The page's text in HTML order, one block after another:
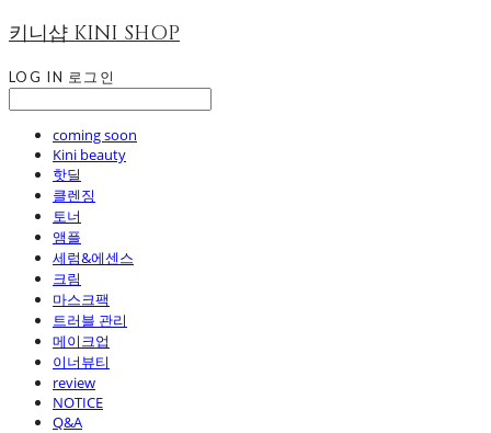
키니샵 KINI SHOP
LOG IN 로그인
coming soon
Kini beauty
핫딜
클렌징
토너
앰플
세럼&에센스
크림
마스크팩
트러블 관리
메이크업
이너뷰티
review
NOTICE
Q&A